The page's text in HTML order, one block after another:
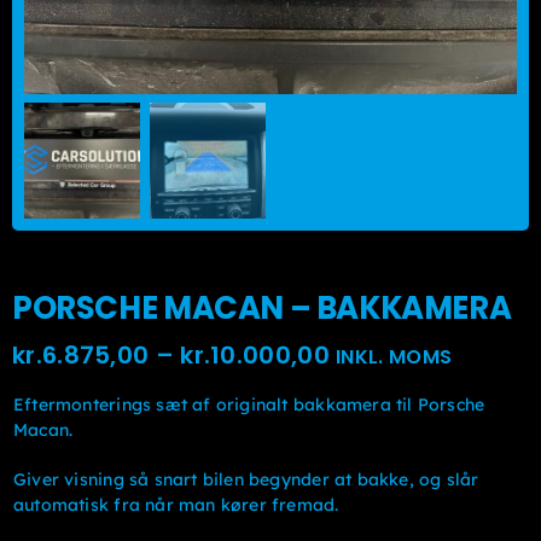
PORSCHE MACAN – BAKKAMERA
kr.6.875,00 – kr.10.000,00Prisinterval:
INKL. MOMS
Eftermonterings sæt af originalt bakkamera til Porsche
Macan.
Giver visning så snart bilen begynder at bakke, og slår
automatisk fra når man kører fremad.